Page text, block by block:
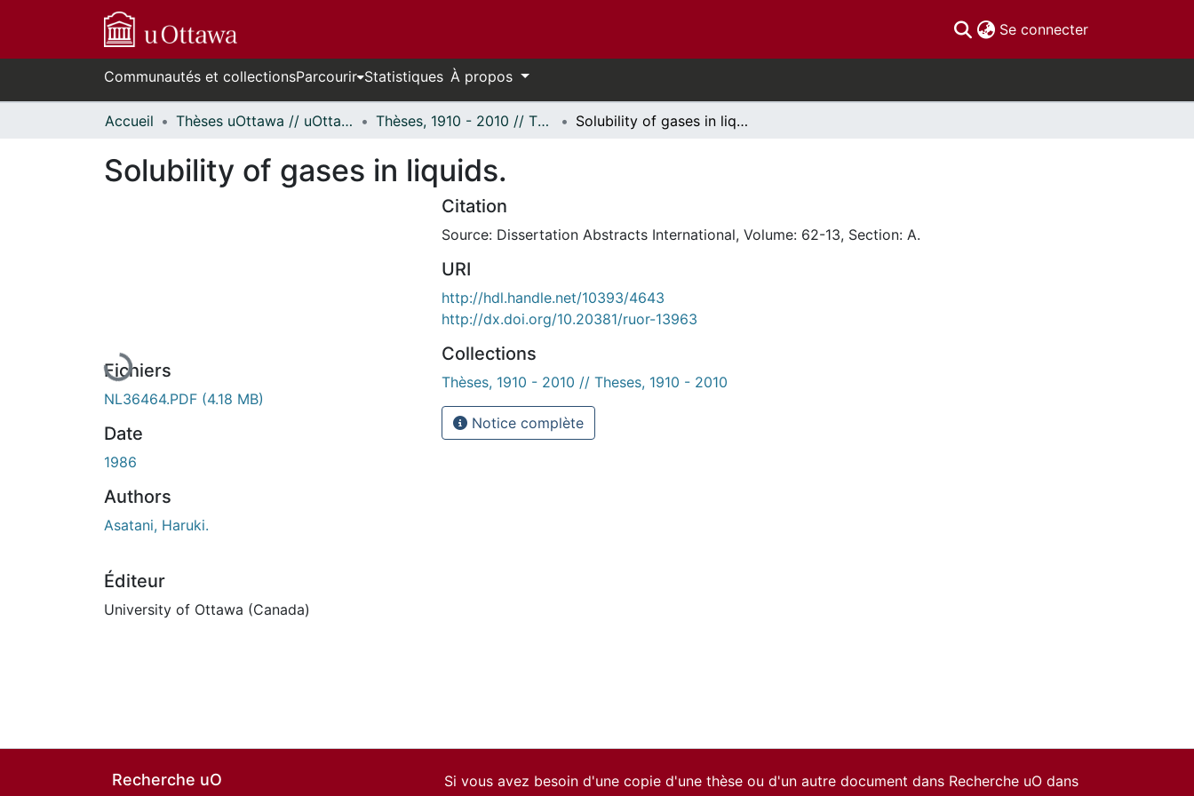
Se connecter(current)
Communautés et collectionsParcourir Statistiques À propos
Accueil Thèses uOttawa // uOttawa Theses Thèses, 1910 - 2010 // Theses, 1910 - 2010 Solubility of gases in liquids.
Solubility of gases in liquids.
En cours de chargement...
Fichiers
NL36464.PDF (4.18 MB)
Date
1986
Authors
Asatani, Haruki.
Éditeur
University of Ottawa (Canada)
Citation
Source: Dissertation Abstracts International, Volume: 62-13, Section: A.
URI
http://hdl.handle.net/10393/4643
http://dx.doi.org/10.20381/ruor-13963
Collections
Thèses, 1910 - 2010 // Theses, 1910 - 2010
Notice complète
Recherche uO
Si vous avez besoin d'une copie d'une thèse ou d'un autre document dans Recherche uO dans